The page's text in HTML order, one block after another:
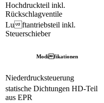
Hochdruckteil inkl.
Rückschlagventile
Luftantriebsteil inkl.
Steuerschieber
Modifikationen
Niederdrucksteuerung
statische Dichtungen HD-Teil
aus EPR